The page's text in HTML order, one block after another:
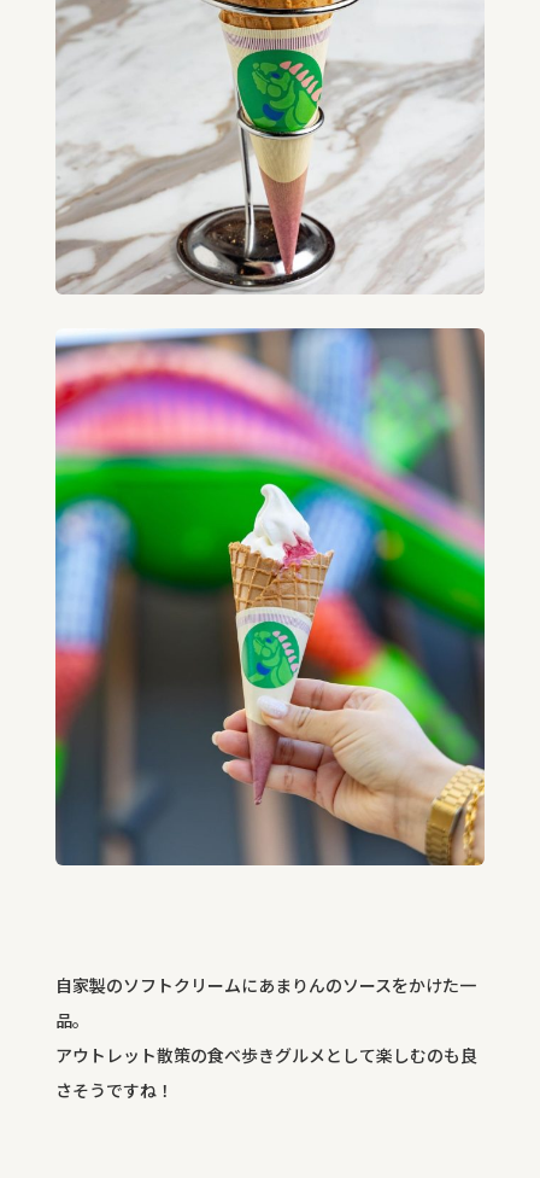
自家製のソフトクリームにあまりんのソースをかけた一
品。
アウトレット散策の食べ歩きグルメとして楽しむのも良
さそうですね！